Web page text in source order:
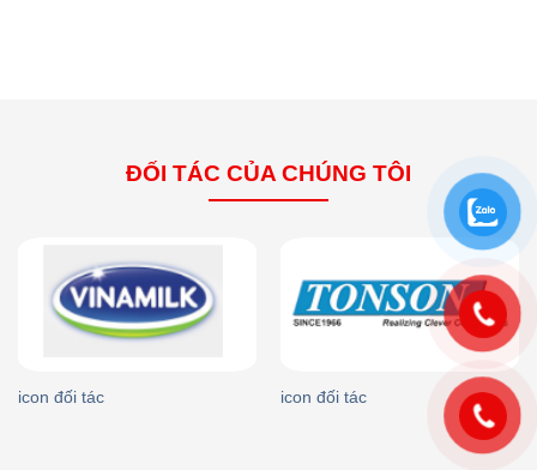
ĐỐI TÁC CỦA CHÚNG TÔI
icon đối tác icon đối tác